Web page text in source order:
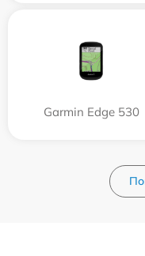
Garmin Edge 530